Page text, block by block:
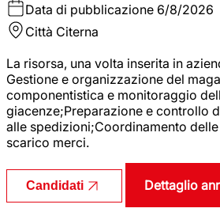
Data di pubblicazione 6/8/2026
Città Citerna
La risorsa, una volta inserita in
Gestione e organizzazione del
componentistica e monitoraggio
giacenze;Preparazione e controllo
alle spedizioni;Coordinamento
scarico merci.
Candidati Dettaglio